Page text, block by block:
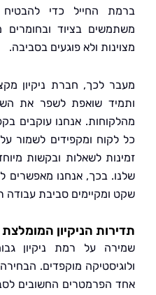
החייל כדי להבטיח טיפול
בציוד ובחומרים
ולא פוגעים בסביבה.
לכך, חברת ניקיון מקצועית
שואפת לשפר את השירותים
אנחנו עוקבים בקפידה
ומקפידים לשמור על קשר
לשאלות ובקשות מיוחדות
בכך, אנחנו מאפשרים לכם
סביבת עבודה ראויה
הניקיון המומלצת
על רמת ניקיון גבוהה
מוקפדים. הבחירה
החשובים לסביבה